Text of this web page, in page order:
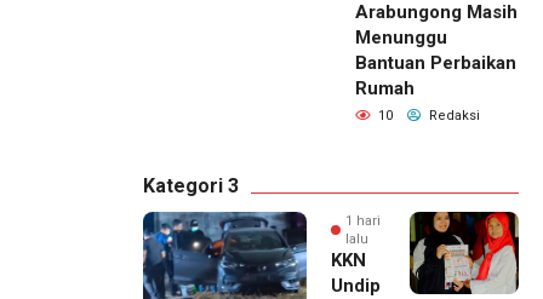
Arabungong Masih
Menunggu
Bantuan Perbaikan
Rumah
10 Redaksi
Kategori 3
1 hari
lalu
KKN
Undip